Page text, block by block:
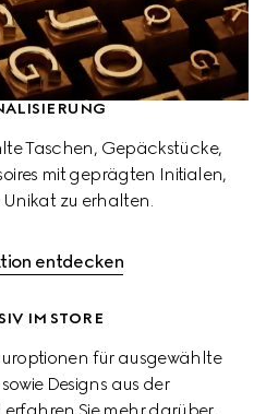
Taschen, Gepäckstücke,
mit geprägten Initialen,
Unikat zu erhalten.
entdecken
IM STORE
für ausgewählte
Designs aus der